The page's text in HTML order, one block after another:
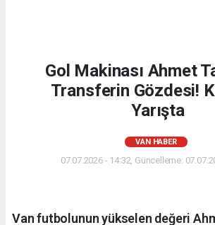
Gol Makinası Ahmet
Transferin Gözdesi!
Yarışta
VAN HABER
07.07.2026 - 14:32, Güncelleme:
Van futbolunun yükselen değeri